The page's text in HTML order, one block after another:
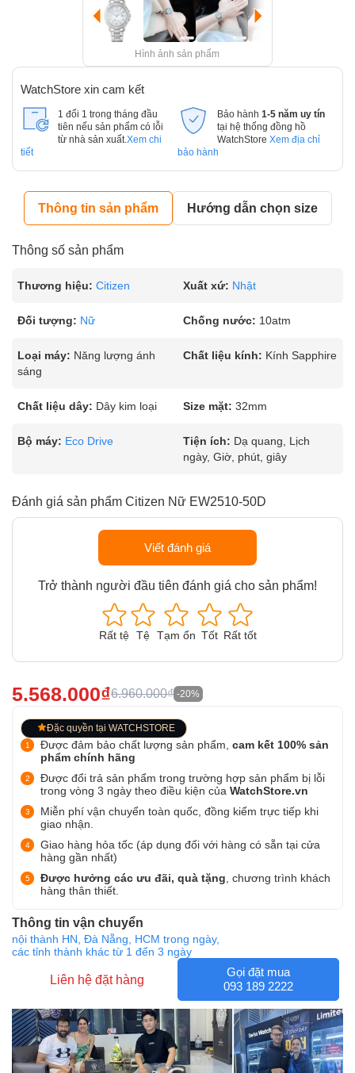
Hình ảnh sản phẩm
WatchStore xin cam kết
1 đổi 1 trong tháng đầu
tiên nếu sản phẩm có lỗi
từ nhà sản xuất. Xem chi
tiết
Bảo hành 1-5 năm uy tín
tại hệ thống đồng hồ
WatchStore Xem địa chỉ
bảo hành
Thông tin sản phẩm Hướng dẫn chọn size
Thông số sản phẩm
Thương hiệu: Citizen Xuất xứ: Nhật
Đối tượng: Nữ Chống nước: 10atm
Loại máy: Năng lượng ánh
sáng
Chất liệu kính: Kính Sapphire
Chất liệu dây: Dây kim loại Size mặt: 32mm
Bộ máy: Eco Drive Tiện ích: Dạ quang, Lịch
ngày, Giờ, phút, giây
Đánh giá sản phẩm Citizen Nữ EW2510-50D
Viết đánh giá
Trở thành người đầu tiên đánh giá cho sản phẩm!
Rất tệ Tệ Tạm ổn Tốt Rất tốt
5.568.000₫6.960.000₫ -20%
Đặc quyền tại WATCHSTORE
Được đảm bảo chất lượng sản phẩm, cam kết 100% sản
phẩm chính hãng
Được đổi trả sản phẩm trong trường hợp sản phẩm bị lỗi
trong vòng 3 ngày theo điều kiện của WatchStore.vn
Miễn phí vận chuyển toàn quốc, đồng kiểm trực tiếp khi
giao nhận.
Giao hàng hỏa tốc (áp dụng đối với hàng có sẵn tại cửa
hàng gần nhất)
Được hưởng các ưu đãi, quà tặng , chương trình khách
hàng thân thiết.
Thông tin vận chuyển
nội thành HN, Đà Nẵng, HCM trong ngày,
các tỉnh thành khác từ 1 đến 3 ngày
Liên hệ đặt hàng
Gọi đặt mua
093 189 2222